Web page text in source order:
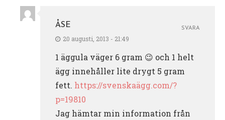
ÅSE
20 augusti, 2013 - 21:49
1 äggula väger 6 gram 😉 och 1 helt
ägg innehåller lite drygt 5 gram
fett. https://svenskaägg.com/?
p=19810
Jag hämtar min information från
SVARA